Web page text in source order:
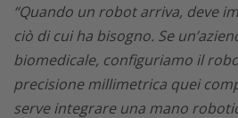
“Quando un robot arriva, deve
ciò di cui ha bisogno. Se
biomedicale, configuriamo il
precisione millimetrica quei
serve integrare una mano